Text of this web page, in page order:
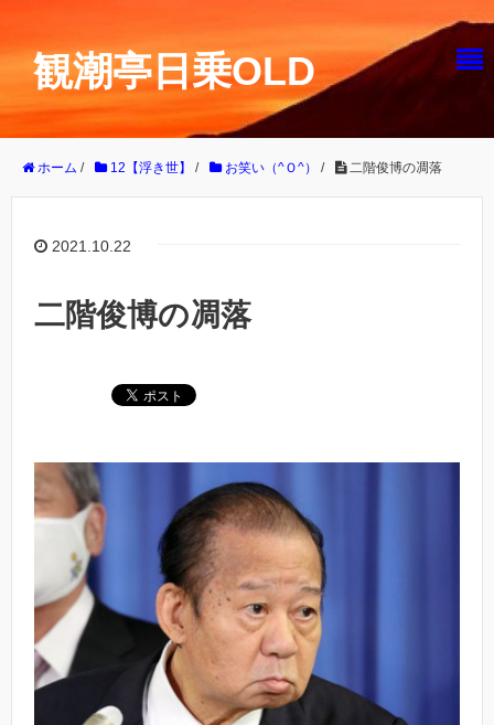
観潮亭日乗OLD
ホーム / 12【浮き世】 / お笑い（^Ｏ^） / 二階俊博の凋落
2021.10.22
二階俊博の凋落